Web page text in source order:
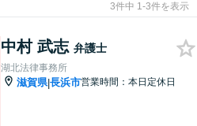
3件中 1-3件を表示
中村 武志 弁護士
湖北法律事務所
滋賀県|長浜市営業時間：本日定休日